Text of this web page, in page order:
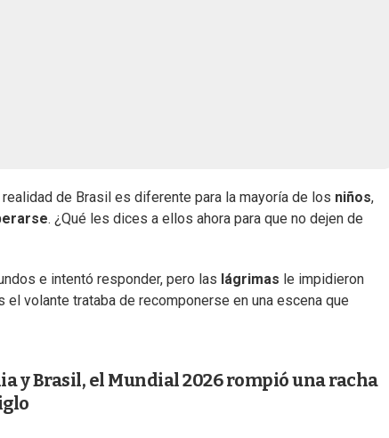
de Brasil es diferente para la mayoría de los niños,
. ¿Qué les dices a ellos ahora para que no dejen de
e intentó responder, pero las lágrimas le impidieron
el volante trataba de recomponerse en una escena que
y Brasil, el Mundial 2026 rompió una racha